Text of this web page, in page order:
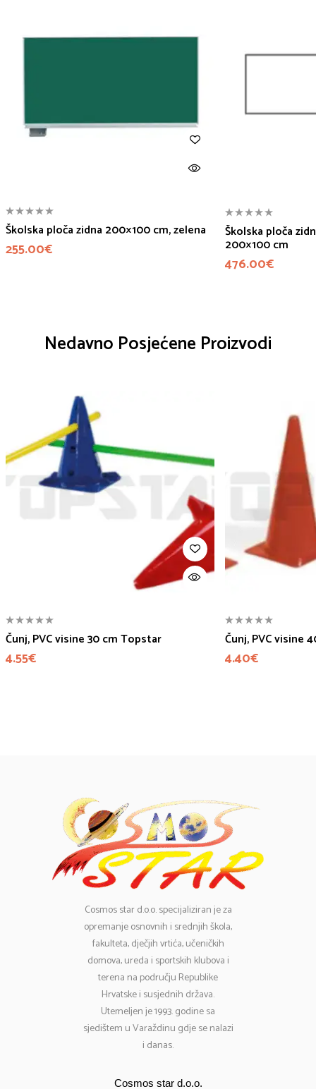
Školska ploča zidna 200×100 cm, zelena
255.00€
Školska ploča
200×100 cm
476.00€
Nedavno Posjećene Proizvodi
Čunj, PVC visine 30 cm Topstar
4.55€
Čunj, PVC visine
4.40€
Cosmosstar d.o.o. specijaliziran je za
opremanje osnovnih i srednjih škola,
fakulteta, dječjih vrtića, učeničkih
domova, ureda i sportskih klubova i
terena na području Republike
Hrvatske i susjednih država.
Utemeljen je 1993. godine sa
sjedištem u Varaždinu gdje se nalazi
i danas.
Cosmos star d.o.o.